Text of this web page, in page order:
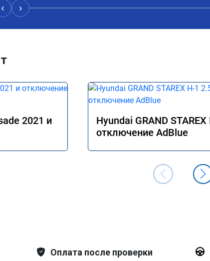
качественно сделал работу. Спасибо
большое и процветания сервису!!!
‹ ›
2021 и
Hyundai GRAND STAREX
отключение AdBlue
Оплата после проверки